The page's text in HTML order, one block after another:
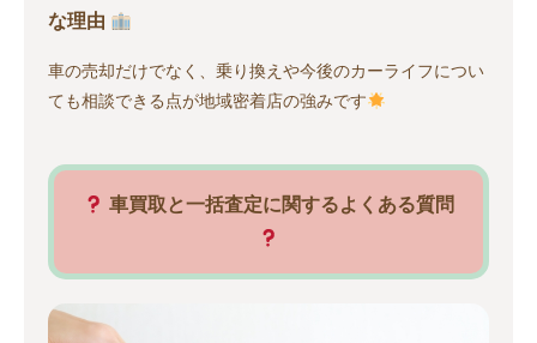
な理由
車の売却だけでなく、乗り換えや今後のカーライフについ
ても相談できる点が地域密着店の強みです
車買取と一括査定に関するよくある質問